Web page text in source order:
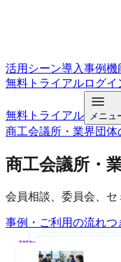
活用シーン導入事例機
無料トライアルログイ
無料トライアル メニュ
商工会議所・業界団体
商工会議所・
会員相談、委員会、セ
事例・ご利用の流れつ